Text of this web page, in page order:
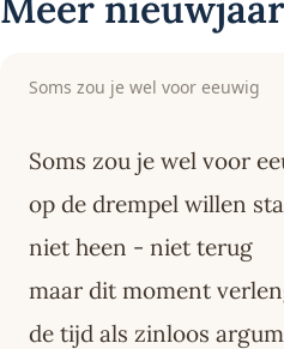
Soms zou je wel voor eeuwig
Soms zou je wel voor
op de drempel willen
niet heen - niet terug
maar dit moment
de tijd als zinloos